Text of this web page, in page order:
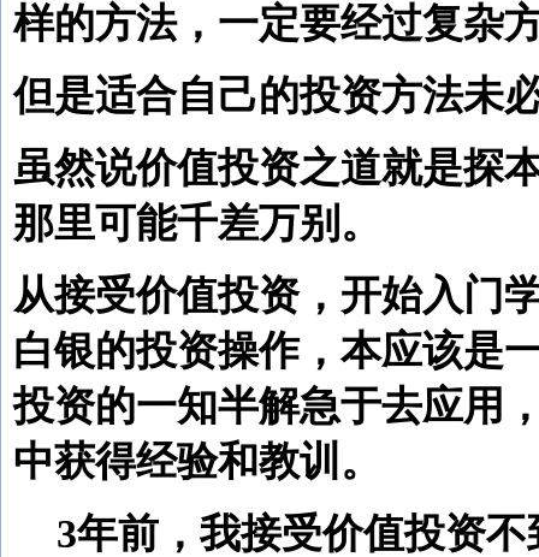
样的方法，一定要经过复杂
但是适合自己的投资方法未
虽然说价值投资之道就是探
那里可能千差万别。
从接受价值投资，开始入门
白银的投资操作，本应该是
投资的一知半解急于去应用
中获得经验和教训。
3年前，我接受价值投资